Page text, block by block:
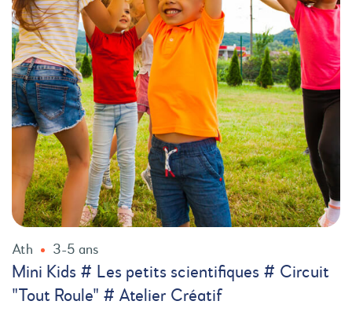
Ath 3-5 ans
Mini Kids # Les petits scientifiques # Circuit
"Tout Roule" # Atelier Créatif